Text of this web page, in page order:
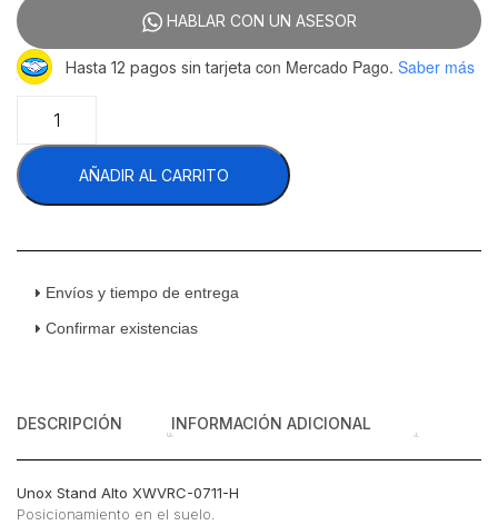
HABLAR CON UN ASESOR
Hasta 12 pagos sin tarjeta con Mercado Pago. Saber más
Alto
XWVRC-
0711-
cantidad
AÑADIR AL CARRITO
Envíos y tiempo de entrega
Confirmar existencias
DESCRIPCIÓN INFORMACIÓN ADICIONAL
Unox Stand Alto XWVRC-0711-H
Posicionamiento en el suelo.